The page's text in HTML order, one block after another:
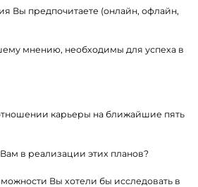
Вы предпочитаете (онлайн, офлайн,
мнению, необходимы для успеха в
карьеры на ближайшие пять
в реализации этих планов?
Вы хотели бы исследовать в